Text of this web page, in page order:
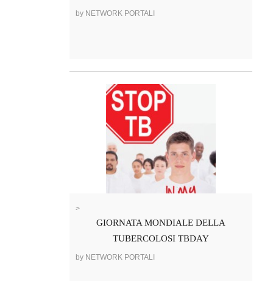
by NETWORK PORTALI
>
GIORNATA MONDIALE DELLA
TUBERCOLOSI TBDAY
by NETWORK PORTALI